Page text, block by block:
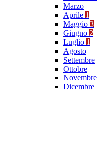
Marzo
Aprile 1
Maggio 3
Giugno 2
Luglio 1
Agosto
Settembre
Ottobre
Novembre
Dicembre